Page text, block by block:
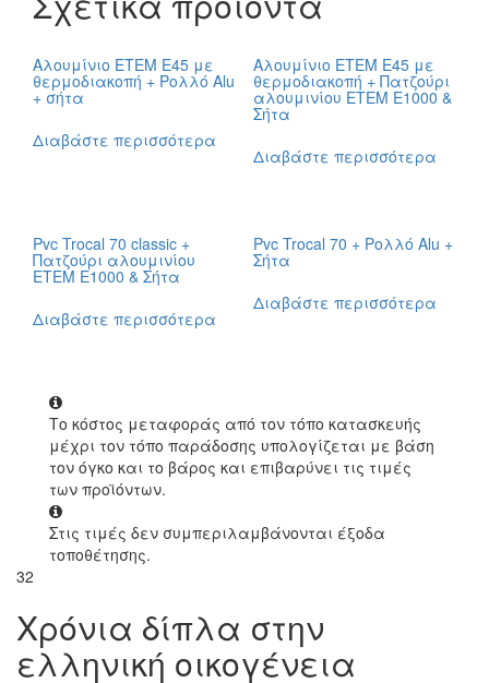
Αλουμίνιο ETEM E45 με
θερμοδιακοπή + Ρολλό Alu
+ σήτα
Διαβάστε περισσότερα
Αλουμίνιο ETEM E45 με
θερμοδιακοπή + Πατζούρι
αλουμινίου ΕΤΕΜ Ε1000 &
Σήτα
Διαβάστε περισσότερα
Pvc Trocal 70 classic +
Πατζούρι αλουμινίου
ΕΤΕΜ Ε1000 & Σήτα
Διαβάστε περισσότερα
Pvc Trocal 70 + Ρολλό Alu +
Σήτα
Διαβάστε περισσότερα
Το κόστος μεταφοράς από τον τόπο κατασκευής
μέχρι τον τόπο παράδοσης υπολογίζεται με βάση
τον όγκο και το βάρος και επιβαρύνει τις τιμές
των προϊόντων.
Στις τιμές δεν συμπεριλαμβάνονται έξοδα
τοποθέτησης.
32
Χρόνια δίπλα στην
ελληνική οικογένεια